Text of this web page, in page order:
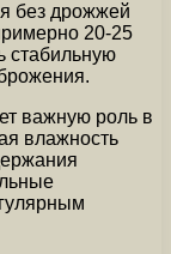
без дрожжей
20-25
стабильную
важную роль в
влажность